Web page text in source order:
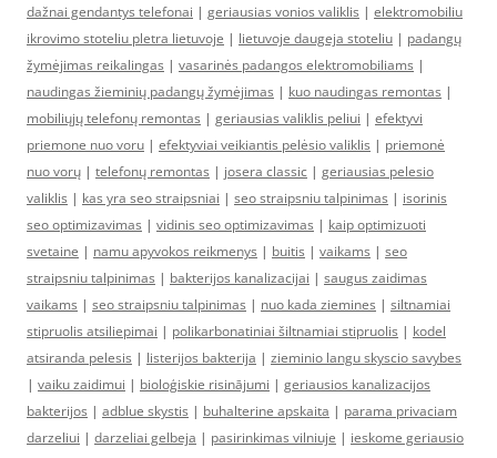
dažnai gendantys telefonai | geriausias vonios valiklis | elektromobiliu
ikrovimo stoteliu pletra lietuvoje | lietuvoje daugeja stoteliu | padangų
žymėjimas reikalingas | vasarinės padangos elektromobiliams |
naudingas žieminių padangų žymėjimas | kuo naudingas remontas |
mobiliųjų telefonų remontas | geriausias valiklis peliui | efektyvi
priemone nuo voru | efektyviai veikiantis pelėsio valiklis | priemonė
nuo vorų | telefonų remontas | josera classic | geriausias pelesio
valiklis | kas yra seo straipsniai | seo straipsniu talpinimas | isorinis
seo optimizavimas | vidinis seo optimizavimas | kaip optimizuoti
svetaine | namu apyvokos reikmenys | buitis | vaikams | seo
straipsniu talpinimas | bakterijos kanalizacijai | saugus zaidimas
vaikams | seo straipsniu talpinimas | nuo kada ziemines | siltnamiai
stipruolis atsiliepimai | polikarbonatiniai šiltnamiai stipruolis | kodel
atsiranda pelesis | listerijos bakterija | zieminio langu skyscio savybes
| vaiku zaidimui | bioloģiskie risinājumi | geriausios kanalizacijos
bakterijos | adblue skystis | buhalterine apskaita | parama privaciam
darzeliui | darzeliai gelbeja | pasirinkimas vilniuje | ieskome geriausio